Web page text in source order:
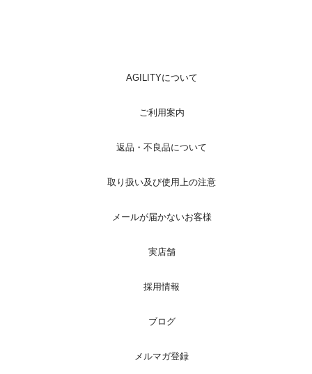
AGILITYについて
ご利用案内
返品・不良品について
取り扱い及び使用上の注意
メールが届かないお客様
実店舗
採用情報
ブログ
メルマガ登録